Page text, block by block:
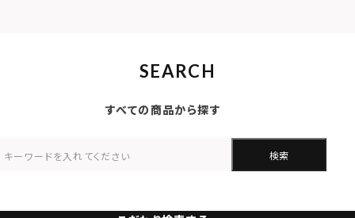
SEARCH
すべての商品から探す
検索